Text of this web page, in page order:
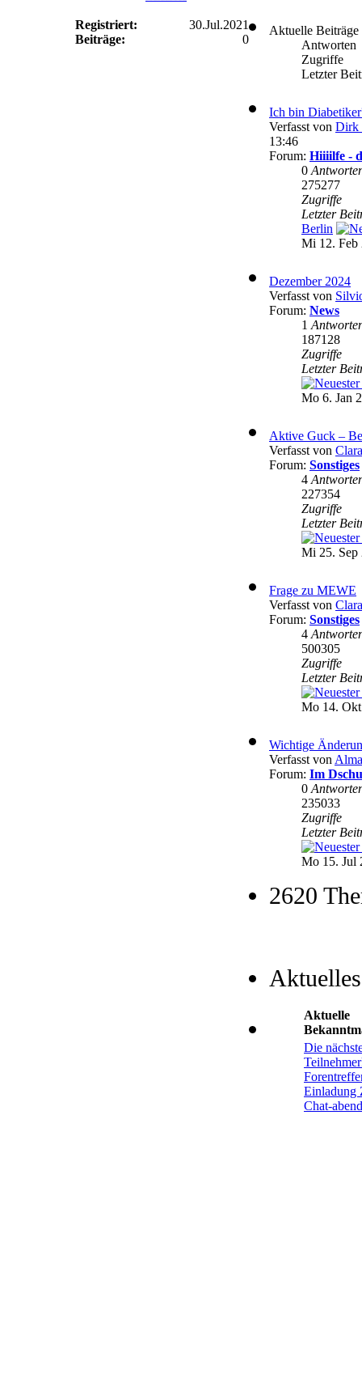
Registriert:
30.Jul.2021
Beiträge:
0
Aktuelle Beiträge
Antworten
Zugriffe
Letzter
Ich bin
Verfasst von Dirk
13:46
Forum: Hiiiilfe -
0
275277
Zugriffe
Letzter
Berlin
Mi 12. Feb
Dezember 2024
Verfasst von
Forum: News
1
187128
Zugriffe
Letzter
Mo 6. Jan
Aktive Guck –
Verfasst von Clara
Forum: Sonstiges
4
227354
Zugriffe
Letzter
Mi 25. Sep
Frage zu MEWE
Verfasst von Clara
Forum: Sonstiges
4
500305
Zugriffe
Letzter
Mo 14.
Wichtige
Verfasst von
Forum: Im
0
235033
Zugriffe
Letzter
Mo 15. Jul
2620
Aktuelles
Aktuelle
Die
Einladung
Chat-abend